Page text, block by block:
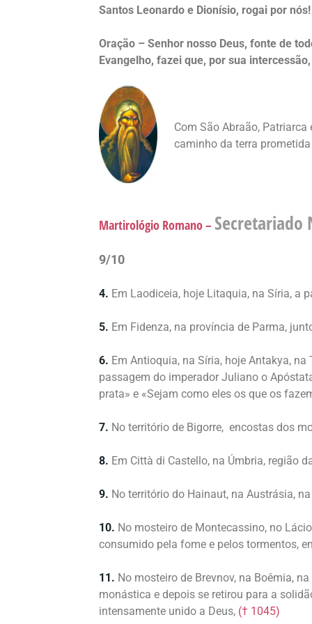
Santos Leonardo e Dionísio, rogai por nós!
Oração – Senhor nosso Deus, fonte de
Evangelho, fazei que, por sua
Com São Abraão,
caminho da terra
Martirológio Romano – Secretariado
9/10
4. Em Laodiceia, hoje Litaquia, na Síria, a
5. Em Fidenza, na província de Parma,
6. Em Antioquia, na Síria, hoje Antakya,
passagem do imperador Juliano o
prata» e «Sejam como eles os que os
7. No território de Bigorre, encostas dos
8. Em Città di Castello, na Úmbria, região
9. No território do Hainaut, na Austrásia,
10. No mosteiro de Montecassino, no
consumido pela fome e pelos tormentos,
11. No mosteiro de Brevnov, na Boêmia,
monástica e depois se retirou para a
intensamente unido a Deus, († 1045)